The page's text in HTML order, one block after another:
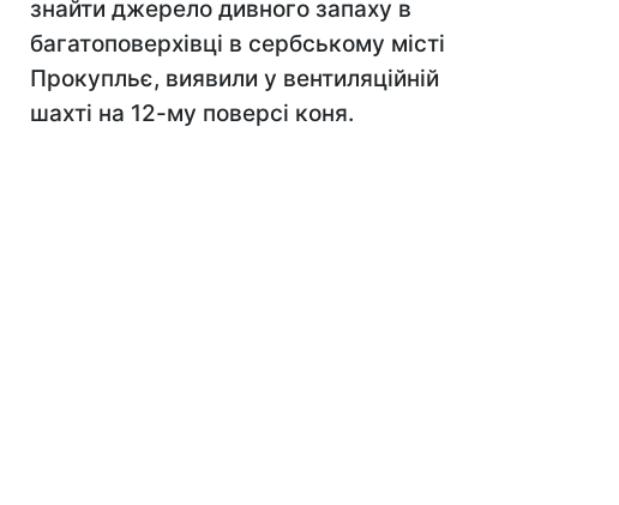
знайти джерело дивного запаху в
багатоповерхівці в сербському місті
Прокупльє, виявили у вентиляційній
шахті на 12-му поверсі коня.